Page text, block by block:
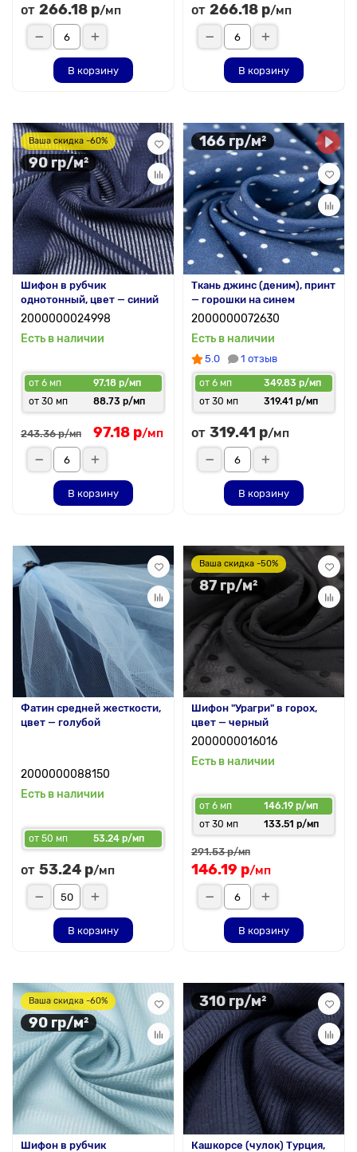
от 266.18 р/мп
В корзину
от 266.18 р/мп
В корзину
Ваша скидка -60%
90 гр/м²
Шифон в рубчик
однотонный, цвет — синий
2000000024998
Есть в наличии
от 6 мп
97.18 р/мп
от 30 мп
88.73 р/мп
243.36 р/мп 97.18 р/мп
В корзину
166 гр/м²
Ткань джинс (деним), принт
— горошки на синем
2000000072630
Есть в наличии
5.0 1 отзыв
от 6 мп
349.83 р/мп
от 30 мп
319.41 р/мп
от 319.41 р/мп
В корзину
Фатин средней жесткости,
цвет — голубой
2000000088150
Есть в наличии
от 50 мп 53.24 р/мп
от 53.24 р/мп
В корзину
Ваша скидка -50%
87 гр/м²
Шифон "Урагри" в горох,
цвет — черный
2000000016016
Есть в наличии
от 6 мп
146.19 р/мп
от 30 мп
133.51 р/мп
291.53 р/мп
146.19 р/мп
В корзину
Ваша скидка -60%
90 гр/м²
Шифон в рубчик
310 гр/м²
Кашкорсе (чулок) Турция,